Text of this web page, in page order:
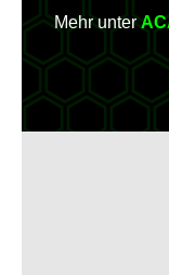
Mehr unter